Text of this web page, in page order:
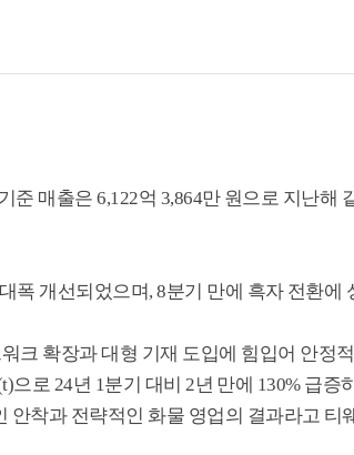
준 매출은 6,122억 3,864만 원으로 지난해
폭 개선되었으며, 8분기 만에 흑자 전환에
크 확장과 대형 기재 도입에 힘입어 안정
로 24년 1분기 대비 2년 만에 130% 급증
안착과 전략적인 화물 영업의 결과라고 티